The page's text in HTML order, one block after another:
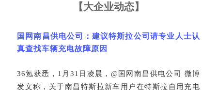
【大企业动态】
国网南昌供电公司：建议特斯拉公司请专业人士认
真查找车辆充电故障原因
36氪获悉，1月31日凌晨，@国网南昌供电公司 微博
发文称，关于南昌特斯拉新车用户在特斯拉自用充电